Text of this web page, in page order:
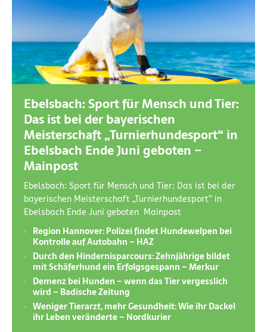
Ebelsbach: Sport für Mensch und Tier:
Das ist bei der bayerischen
Meisterschaft „Turnierhundesport“ in
Ebelsbach Ende Juni geboten –
Mainpost
Ebelsbach: Sport für Mensch und Tier: Das ist bei der
bayerischen Meisterschaft „Turnierhundesport“ in
Ebelsbach Ende Juni geboten Mainpost
Region Hannover: Polizei findet Hundewelpen bei
Kontrolle auf Autobahn – HAZ
Durch den Hindernisparcours: Zehnjährige bildet
mit Schäferhund ein Erfolgsgespann – Merkur
Demenz bei Hunden – wenn das Tier vergesslich
wird – Badische Zeitung
Weniger Tierarzt, mehr Gesundheit: Wie ihr Dackel
ihr Leben veränderte – Nordkurier